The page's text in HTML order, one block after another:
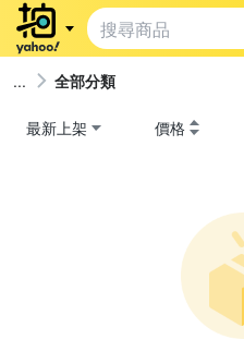
全部分類
最新上架 價格